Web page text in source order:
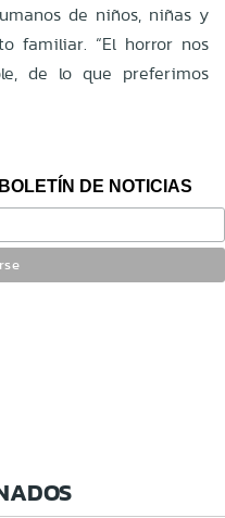
de niños, niñas y
familiar. “El horror nos
de lo que preferimos
DE NOTICIAS